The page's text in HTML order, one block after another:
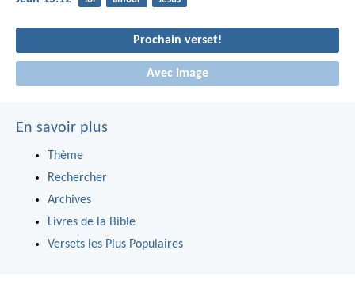
Prochain verset!
Avec Image
En savoir plus
Thème
Rechercher
Archives
Livres de la Bible
Versets les Plus Populaires